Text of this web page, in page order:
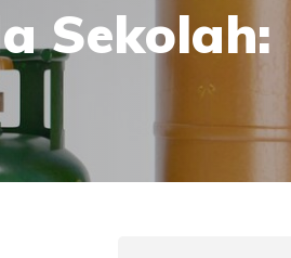
Sekolah: